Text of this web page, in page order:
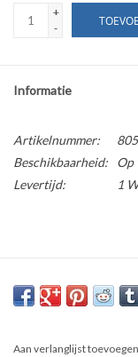
+
-
Informatie
Artikelnummer:
Beschikbaarheid:
Op
Levertijd:
1
Aan verlanglijst toevoegen